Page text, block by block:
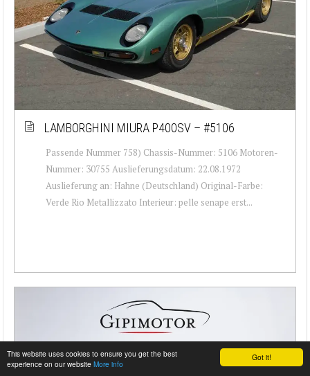
Got it!
This website uses cookies to ensure you get the best
experience on our website More info
LAMBORGHINI MIURA P400SV – #5106
Passende Nummer 758) Chassis-Nummer: 5106 Motoren-
Nummer: 30755 Auslieferungsdatum: 22.08.1972
Auslieferung an: Hahne (Deutschland) Original-Farbe:
Verde Rio Metallizzato Interieur: pelle senape erst...